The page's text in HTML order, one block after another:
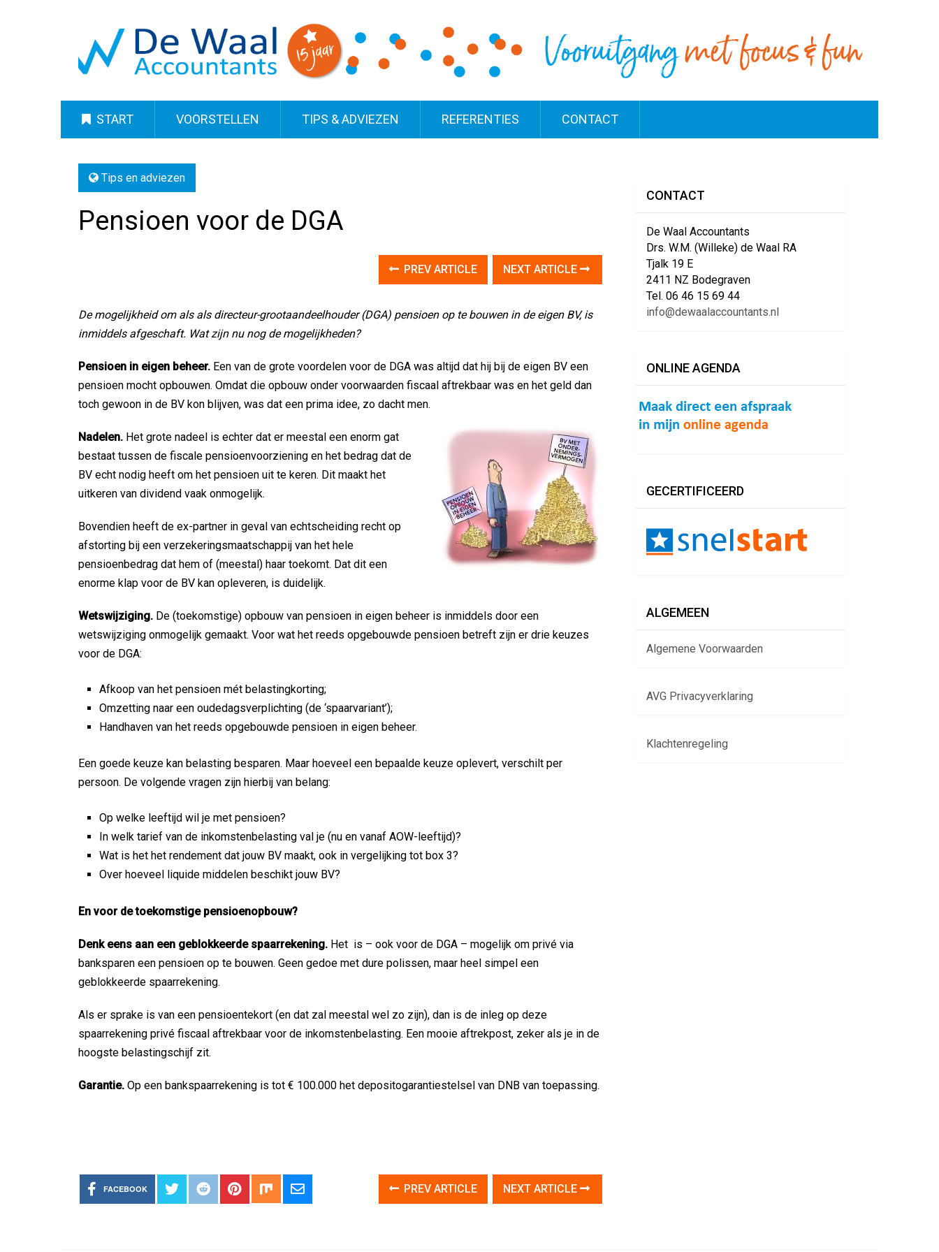
START VOORSTELLEN TIPS & ADVIEZEN REFERENTIES CONTACT
Tips en adviezen
Pensioen voor de DGA
PREV ARTICLE NEXT ARTICLE
De mogelijkheid om als als directeur-grootaandeelhouder (DGA) pensioen op te bouwen in de eigen BV, is
inmiddels afgeschaft. Wat zijn nu nog de mogelijkheden?
Pensioen in eigen beheer. Een van de grote voordelen voor de DGA was altijd dat hij bij de eigen BV een
pensioen mocht opbouwen. Omdat die opbouw onder voorwaarden fiscaal aftrekbaar was en het geld dan
toch gewoon in de BV kon blijven, was dat een prima idee, zo dacht men.
Nadelen. Het grote nadeel is echter dat er meestal een enorm gat
bestaat tussen de fiscale pensioenvoorziening en het bedrag dat de
BV echt nodig heeft om het pensioen uit te keren. Dit maakt het
uitkeren van dividend vaak onmogelijk.
Bovendien heeft de ex-partner in geval van echtscheiding recht op
afstorting bij een verzekeringsmaatschappij van het hele
pensioenbedrag dat hem of (meestal) haar toekomt. Dat dit een
enorme klap voor de BV kan opleveren, is duidelijk.
Wetswijziging. De (toekomstige) opbouw van pensioen in eigen beheer is inmiddels door een
wetswijziging onmogelijk gemaakt. Voor wat het reeds opgebouwde pensioen betreft zijn er drie keuzes
voor de DGA:
Afkoop van het pensioen mét belastingkorting;
Omzetting naar een oudedagsverplichting (de ‘spaarvariant’);
Handhaven van het reeds opgebouwde pensioen in eigen beheer.
Een goede keuze kan belasting besparen. Maar hoeveel een bepaalde keuze oplevert, verschilt per
persoon. De volgende vragen zijn hierbij van belang:
Op welke leeftijd wil je met pensioen?
In welk tarief van de inkomstenbelasting val je (nu en vanaf AOW-leeftijd)?
Wat is het het rendement dat jouw BV maakt, ook in vergelijking tot box 3?
Over hoeveel liquide middelen beschikt jouw BV?
En voor de toekomstige pensioenopbouw?
Denk eens aan een geblokkeerde spaarrekening. Het is – ook voor de DGA – mogelijk om privé via
banksparen een pensioen op te bouwen. Geen gedoe met dure polissen, maar heel simpel een
geblokkeerde spaarrekening.
Als er sprake is van een pensioentekort (en dat zal meestal wel zo zijn), dan is de inleg op deze
spaarrekening privé fiscaal aftrekbaar voor de inkomstenbelasting. Een mooie aftrekpost, zeker als je in de
hoogste belastingschijf zit.
Garantie. Op een bankspaarrekening is tot € 100.000 het depositogarantiestelsel van DNB van toepassing.
FACEBOOK PREV ARTICLE NEXT ARTICLE
CONTACT
De Waal Accountants
Drs. W.M. (Willeke) de Waal RA
Tjalk 19 E
2411 NZ Bodegraven
Tel. 06 46 15 69 44
info@dewaalaccountants.nl
ONLINE AGENDA
GECERTIFICEERD
ALGEMEEN
Algemene Voorwaarden
AVG Privacyverklaring
Klachtenregeling